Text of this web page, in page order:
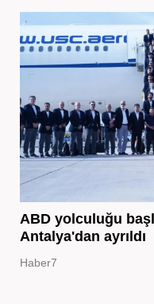
ABD yolculuğu
Antalya'dan ayrıldı
Haber7